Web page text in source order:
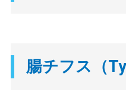
腸チフス（